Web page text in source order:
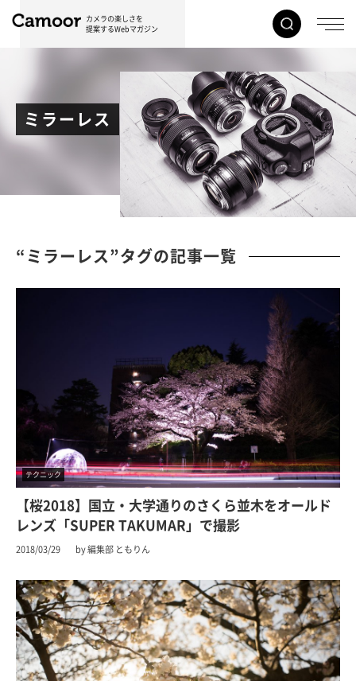
カメラの楽しさを
提案するWebマガジン
ミラーレス
“ミラーレス”タグの記事一覧
テクニック
【桜2018】国立・大学通りのさくら並木をオールド
レンズ「SUPER TAKUMAR」で撮影
2018/03/29 by 編集部 ともりん